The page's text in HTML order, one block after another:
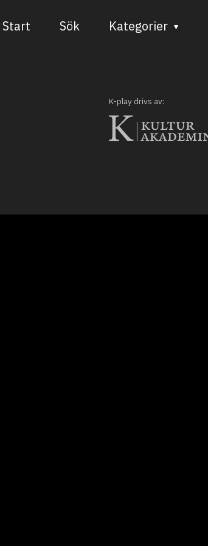
Start Sök Kategorier
Dans
Musik
K-play drivs av: